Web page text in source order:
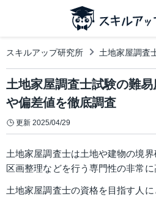
スキルアップ研究所 土地家屋調査
土地家屋調査士試験の難
や偏差値を徹底調査
更新 2025/04/29
土地家屋調査士は土地や建物の境
区画整理などを行う専門性の非常に
土地家屋調査士の資格を目指す人